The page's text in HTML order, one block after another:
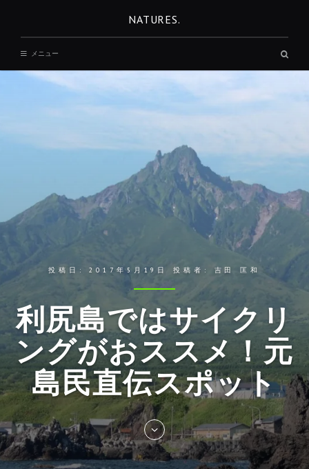
NATURES.
メニュー
投稿日:2017年5月19日 投稿者: 吉田 匡和
利尻島ではサイクリ
ングがおススメ！元
島民直伝スポット
Skip
to
entry
content